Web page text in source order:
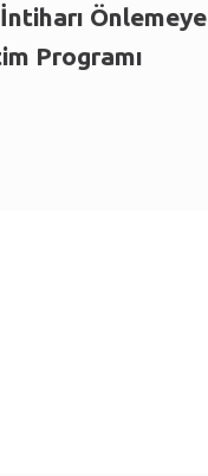
Önlemeye
Programı